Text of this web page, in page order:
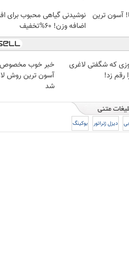
ترین
نوشیدنی گیاهی محبوب برای
اضافه وزن! 60%تخفیف
که شگفتی لاغری
رقم زد!
خبر خوب مخصوص
آسون ترین روش
شد
دیزل ژنراتور بوکینگ